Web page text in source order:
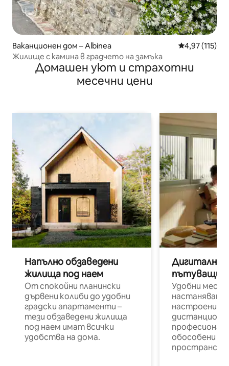
Ваканционен дом – Albinea Средна
4,97 (115)
Жилище с камина в градчето на замъка
Домашен уют и страхотни
месечни цени
Напълно обзаведени
жилища под наем
От спокойни планински
дървени колиби до удобни
градски апартаменти –
тези обзаведени жилища
под наем имат всички
удобства на дома.
Дигитални
пътуващи
Удобни
настаняване
настроени и
обособени